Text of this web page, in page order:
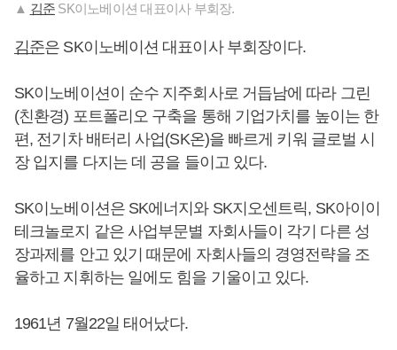
▲ 김준 SK이노베이션 대표이사 부회장.
김준은 SK이노베이션 대표이사 부회장이다.
SK이노베이션이 순수 지주회사로 거듭남에 따라 그린
(친환경) 포트폴리오 구축을 통해 기업가치를 높이는 한
편, 전기차 배터리 사업(SK온)을 빠르게 키워 글로벌 시
장 입지를 다지는 데 공을 들이고 있다.
SK이노베이션은 SK에너지와 SK지오센트릭, SK아이이
테크놀로지 같은 사업부문별 자회사들이 각기 다른 성
장과제를 안고 있기 때문에 자회사들의 경영전략을 조
율하고 지휘하는 일에도 힘을 기울이고 있다.
1961년 7월22일 태어났다.